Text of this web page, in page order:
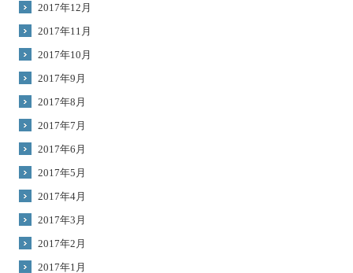
2017年12月
2017年11月
2017年10月
2017年9月
2017年8月
2017年7月
2017年6月
2017年5月
2017年4月
2017年3月
2017年2月
2017年1月